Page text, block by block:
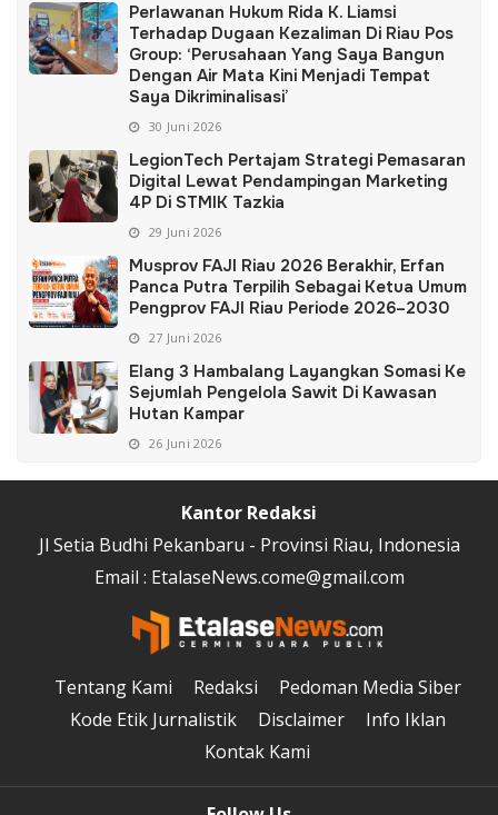
Perlawanan Hukum Rida K. Liamsi
Terhadap Dugaan Kezaliman Di Riau Pos
Group: ‘Perusahaan Yang Saya Bangun
Dengan Air Mata Kini Menjadi Tempat
Saya Dikriminalisasi’
30 Juni 2026
LegionTech Pertajam Strategi Pemasaran
Digital Lewat Pendampingan Marketing
4P Di STMIK Tazkia
29 Juni 2026
Musprov FAJI Riau 2026 Berakhir, Erfan
Panca Putra Terpilih Sebagai Ketua Umum
Pengprov FAJI Riau Periode 2026–2030
27 Juni 2026
Elang 3 Hambalang Layangkan Somasi Ke
Sejumlah Pengelola Sawit Di Kawasan
Hutan Kampar
26 Juni 2026
Kantor Redaksi
Jl Setia Budhi Pekanbaru - Provinsi Riau, Indonesia
Email : EtalaseNews.come@gmail.com
Tentang Kami Redaksi
Pedoman Media Siber
Kode Etik Jurnalistik
Disclaimer
Info Iklan
Kontak Kami